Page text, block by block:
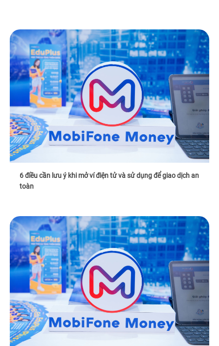
6 điều cần lưu ý khi mở ví điện tử và sử dụng để giao dịch an
toàn